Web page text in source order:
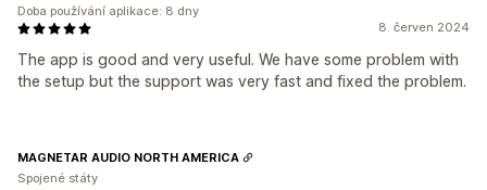
8. červen 2024
The app is good and very useful. We have some problem with
the setup but the support was very fast and fixed the problem.
Doba používání aplikace: 8 dny
MAGNETAR AUDIO NORTH AMERICA
Spojené státy